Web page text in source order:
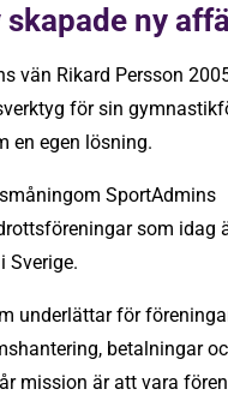
skapade ny
vän Rikard Persson
för sin
en egen lösning.
SportAdmins
som idag
Sverige.
underlättar för
betalningar
mission är att vara